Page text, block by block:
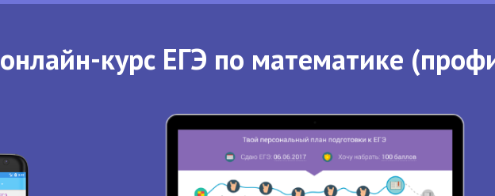
курс ЕГЭ по математике